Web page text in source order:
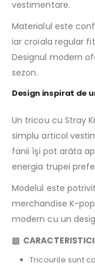
vestimentare.
Materialul este
iar croiala regular
Designul modern
sezon.
Design inspirat de
Un tricou cu Stray
simplu articol
fanii îşi pot arăta
energia trupei
Modelul este
merchandise K-
modern cu un
▧
Tricourile sunt